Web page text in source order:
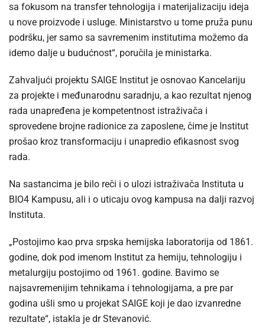
sa fokusom na transfer tehnologija i materijalizaciju ideja
u nove proizvode i usluge. Ministarstvo u tome pruža punu
podršku, jer samo sa savremenim institutima možemo da
idemo dalje u budućnost“, poručila je ministarka.
Zahvaljući projektu SAIGE Institut je osnovao Kancelariju
za projekte i međunarodnu saradnju, a kao rezultat njenog
rada unapređena je kompetentnost istraživača i
sprovedene brojne radionice za zaposlene, čime je Institut
prošao kroz transformaciju i unapredio efikasnost svog
rada.
Na sastancima je bilo reči i o ulozi istraživača Instituta u
BIO4 Kampusu, ali i o uticaju ovog kampusa na dalji razvoj
Instituta.
„Postojimo kao prva srpska hemijska laboratorija od 1861.
godine, dok pod imenom Institut za hemiju, tehnologiju i
metalurgiju postojimo od 1961. godine. Bavimo se
najsavremenijim tehnikama i tehnologijama, a pre par
godina ušli smo u projekat SAIGE koji je dao izvanredne
rezultate“, istakla je dr Stevanović.